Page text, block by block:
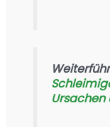
Ursachen